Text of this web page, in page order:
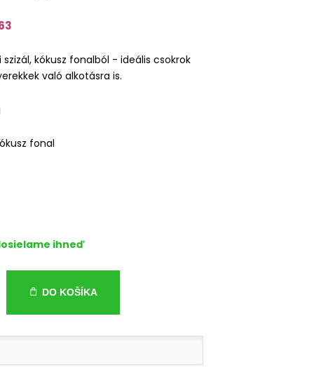
kókusz fonalból - ideális csokrok
való alkotásra is.
fonal
ihneď
DO KOŠÍKA